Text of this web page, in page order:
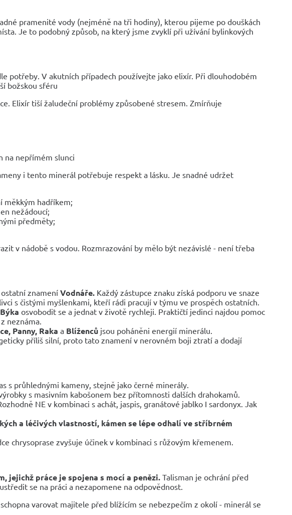
pramenité vody (nejméně na tři hodiny), kterou pijeme po douškách
Je to podobný způsob, na který jsme zvyklí při užívání bylinkových
potřeby. V akutních případech používejte jako elixír. Při dlouhodobém
božskou sféru
Elixír tiší žaludeční problémy způsobené stresem. Zmírňuje
na nepřímém slunci
i tento minerál potřebuje respekt a lásku. Je snadné udržet
měkkým hadříkem;
nežádoucí;
předměty;
v nádobě s vodou. Rozmrazování by mělo být nezávislé - není třeba
znamení Vodnáře. Každý zástupce znaku získá podporu ve snaze
s čistými myšlenkami, kteří rádi pracují v týmu ve prospěch ostatních.
Býka osvobodit se a jednat v životě rychleji. Praktičtí jedinci najdou pomoc
neznáma.
Panny, Raka a Blíženců jsou poháněni energií minerálu.
příliš silní, proto tato znamení v nerovném boji ztratí a dodají
s průhlednými kameny, stejně jako černé minerály.
s masivním kabošonem bez přítomnosti dalších drahokamů.
NE v kombinaci s achát, jaspis, granátové jablko I sardonyx. Jak
a léčivých vlastností, kámen se lépe odhalí ve stříbrném
chrysoprase zvyšuje účinek v kombinaci s růžovým křemenem.
práce je spojena s mocí a penězi. Talisman je ochrání před
se na práci a nezapomene na odpovědnost.
varovat majitele před blížícím se nebezpečím z okolí - minerál se